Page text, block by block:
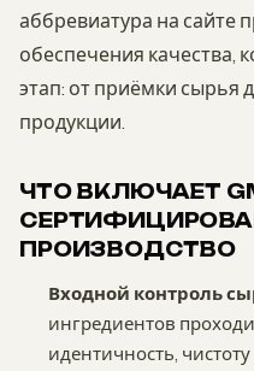
аббревиатура на сайте
обеспечения качества,
этап: от приёмки сырья
продукции.
ЧТО ВКЛЮЧАЕТ
ПРОИЗВОДСТВО
Входной контроль
ингредиентов
идентичность,